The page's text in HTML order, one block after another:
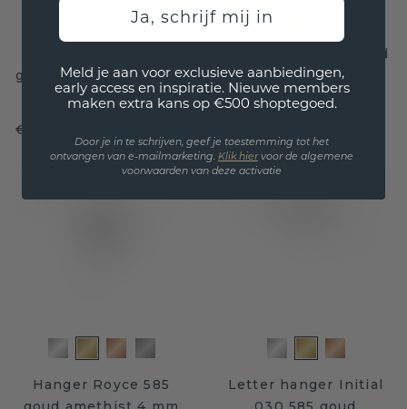
goud amethist 7x5 mm
€ 212,-
Hanger Julia 585 goud
amethist 5 mm
€ 204,-
Hanger Royce 585
Letter hanger Initial
Ja, schrijf mij in
Meld je aan voor exclusieve aanbiedingen,
early access en inspiratie. Nieuwe members
maken extra kans op €500 shoptegoed.
Door je in te schrijven, geef je toestemming tot het
ontvangen van e-mailmarketing. Klik hiervoor de algemene
voorwaarden van deze activatie